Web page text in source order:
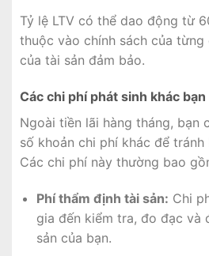
Tỷ lệ LTV có thể dao động từ
thuộc vào chính sách của
của tài sản đảm bảo.
Các chi phí phát sinh khác
Ngoài tiền lãi hàng tháng, bạn
số khoản chi phí khác để
Các chi phí này thường bao
Phí thẩm định tài sản: Chi
gia đến kiểm tra, đo đạc và
sản của bạn.